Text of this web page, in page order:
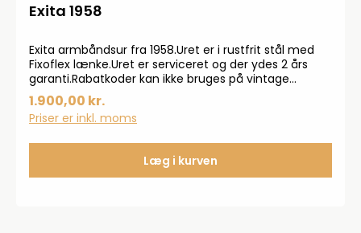
Exita 1958
Exita armbåndsur fra 1958.Uret er i rustfrit stål med
Fixoflex lænke.Uret er serviceret og der ydes 2 års
garanti.Rabatkoder kan ikke bruges på vintage
produkter.
1.900,00 kr.
Priser er inkl. moms
Læg i kurven